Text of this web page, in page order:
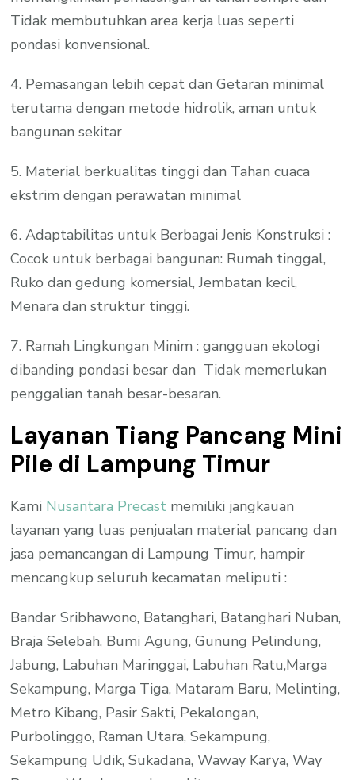
Tidak membutuhkan area kerja luas seperti
pondasi konvensional.
4. Pemasangan lebih cepat dan Getaran minimal
terutama dengan metode hidrolik, aman untuk
bangunan sekitar
5. Material berkualitas tinggi dan Tahan cuaca
ekstrim dengan perawatan minimal
6. Adaptabilitas untuk Berbagai Jenis Konstruksi :
Cocok untuk berbagai bangunan: Rumah tinggal,
Ruko dan gedung komersial, Jembatan kecil,
Menara dan struktur tinggi.
7. Ramah Lingkungan Minim : gangguan ekologi
dibanding pondasi besar dan Tidak memerlukan
penggalian tanah besar-besaran.
Layanan Tiang Pancang Mini
Pile di Lampung Timur
Kami Nusantara Precast memiliki jangkauan
layanan yang luas penjualan material pancang dan
jasa pemancangan di Lampung Timur, hampir
mencangkup seluruh kecamatan meliputi :
Bandar Sribhawono, Batanghari, Batanghari Nuban,
Braja Selebah, Bumi Agung, Gunung Pelindung,
Jabung, Labuhan Maringgai, Labuhan Ratu,Marga
Sekampung, Marga Tiga, Mataram Baru, Melinting,
Metro Kibang, Pasir Sakti, Pekalongan,
Purbolinggo, Raman Utara, Sekampung,
Sekampung Udik, Sukadana, Waway Karya, Way